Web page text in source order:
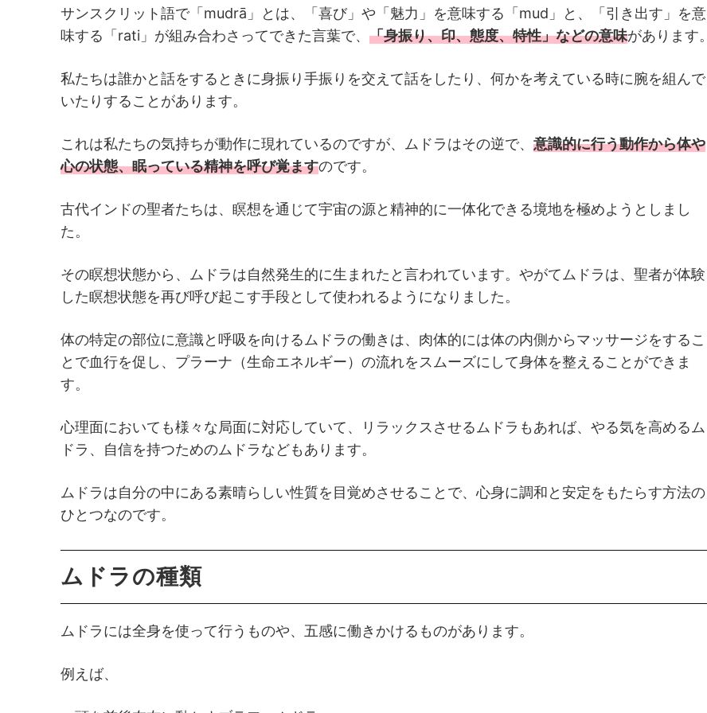
サンスクリット語で「mudrā」とは、「喜び」や「魅力」を意味する「mud」と、「引き出す」を意
味する「rati」が組み合わさってできた言葉で、 「身振り、印、態度、特性」などの意味があります。
私たちは誰かと話をするときに身振り手振りを交えて話をしたり、何かを考えている時に腕を組んで
いたりすることがあります。
これは私たちの気持ちが動作に現れているのですが、ムドラはその逆で、 意識的に行う動作から体や
心の状態、眠っている精神を呼び覚ますのです。
古代インドの聖者たちは、瞑想を通じて宇宙の源と精神的に一体化できる境地を極めようとしまし
た。
その瞑想状態から、ムドラは自然発生的に生まれたと言われています。やがてムドラは、聖者が体験
した瞑想状態を再び呼び起こす手段として使われるようになりました。
体の特定の部位に意識と呼吸を向けるムドラの働きは、肉体的には体の内側からマッサージをするこ
とで血行を促し、プラーナ（生命エネルギー）の流れをスムーズにして身体を整えることができま
す。
心理面においても様々な局面に対応していて、リラックスさせるムドラもあれば、やる気を高めるム
ドラ、自信を持つためのムドラなどもあります。
ムドラは自分の中にある素晴らしい性質を目覚めさせることで、心身に調和と安定をもたらす方法の
ひとつなのです。
ムドラの種類
ムドラには全身を使って行うものや、五感に働きかけるものがあります。
例えば、